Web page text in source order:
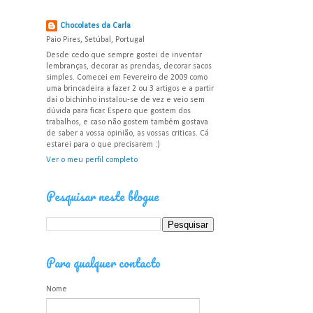
Chocolates da Carla
Paio Pires, Setúbal, Portugal
Desde cedo que sempre gostei de inventar
lembranças, decorar as prendas, decorar sacos
simples. Comecei em Fevereiro de 2009 como
uma brincadeira a fazer 2 ou 3 artigos e a partir
daí o bichinho instalou-se de vez e veio sem
dúvida para ficar. Espero que gostem dos
trabalhos, e caso não gostem também gostava
de saber a vossa opinião, as vossas criticas. Cá
estarei para o que precisarem :)
Ver o meu perfil completo
Pesquisar neste blogue
Para qualquer contacto
Nome